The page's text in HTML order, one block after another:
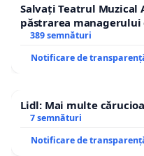
Salvați Teatrul Muzical
păstrarea
ROGOJAN
389 semnături
Notificare de
Lidl: Mai multe
7 semnături
Notificare de